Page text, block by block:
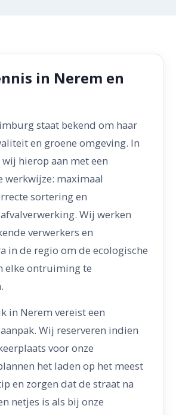
in Nerem en
staat bekend om haar
en groene omgeving. In
hierop aan met een
werkwijze: maximaal
sortering en
Wij werken
verwerkers en
in de regio om de ecologische
elke ontruiming te
in Nerem vereist een
Wij reserveren indien
voor onze
het laden op het meest
en zorgen dat de straat na
netjes is als bij onze